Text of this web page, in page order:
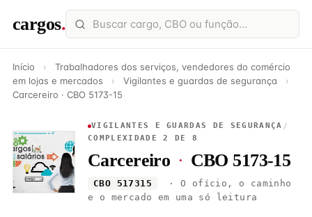
cargos.
Início ›
Trabalhadores dos serviços, vendedores do comércio
em lojas e mercados
› Vigilantes e guardas de segurança
›
Carcereiro · CBO 5173-15
VIGILANTES E GUARDAS DE SEGURANÇA /
COMPLEXIDADE 2 DE 8
Carcereiro · CBO 5173-15
CBO 517315
· O ofício, o caminho
e o mercado em uma só leitura